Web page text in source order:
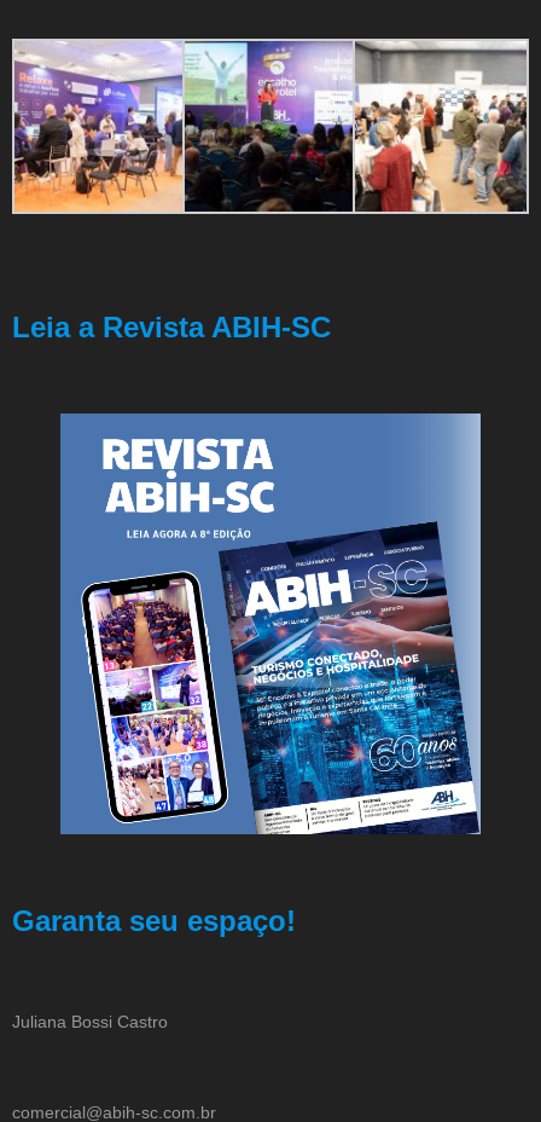
Leia a Revista ABIH-SC
Garanta seu espaço!
Juliana Bossi Castro
comercial@abih-sc.com.br